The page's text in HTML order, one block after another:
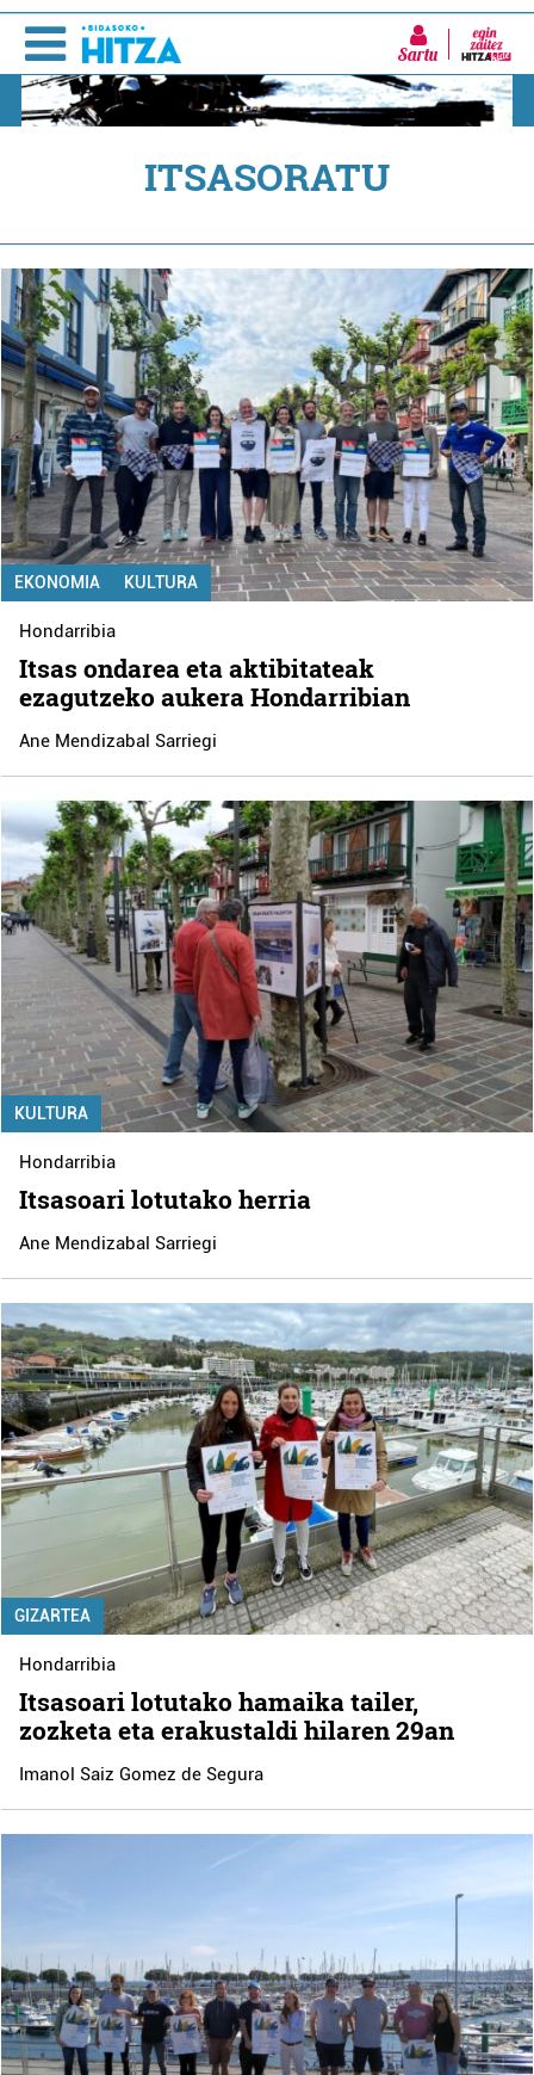
Sartu
ITSASORATU
EKONOMIA KULTURA
Hondarribia
Itsas ondarea eta aktibitateak
ezagutzeko aukera Hondarribian
Ane Mendizabal Sarriegi
KULTURA
Hondarribia
Itsasoari lotutako herria
Ane Mendizabal Sarriegi
GIZARTEA
Hondarribia
Itsasoari lotutako hamaika tailer,
zozketa eta erakustaldi hilaren 29an
Imanol Saiz Gomez de Segura